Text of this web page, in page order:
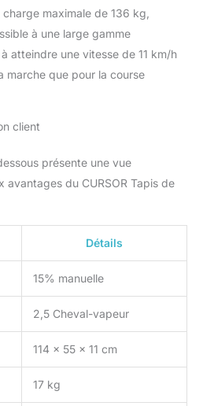
mécaniques. Même à
haute vitesse, il ne
dérangera pas votre
durée de vie du moteur
moteur à balais et sa
est réduite à un quart, ce
qui est plus écologique
connecte rapidement à
l'application via
Bluetooth, enregistrer en
temps réel vos données
d’entraînement et offrant
des conseils de coach
professionnel ainsi que
des plans d'entraînement
personnalisés. Il dispose
maximale de 136 kg,
à une large gamme
atteindre une vitesse de 11 km/h
marche que pour la course
client
présente une vue
avantages du CURSOR Tapis de
Détails
15% manuelle
2,5 Cheval-vapeur
114 x 55 x 11 cm
17 kg